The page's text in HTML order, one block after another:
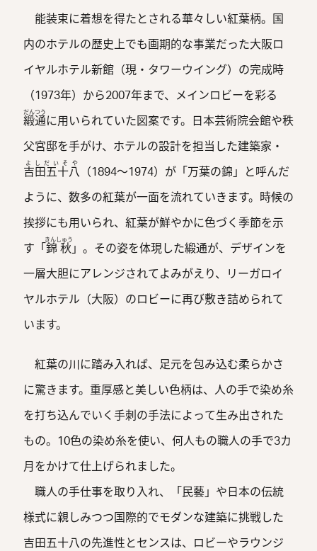
能装束に着想を得たとされる華々しい紅葉柄。国
内のホテルの歴史上でも画期的な事業だった大阪ロ
イヤルホテル新館（現・タワーウイング）の完成時
（1973年）から2007年まで、メインロビーを彩る
緞通
だんつう
に用いられていた図案です。日本芸術院会館や秩
父宮邸を手がけ、ホテルの設計を担当した建築家・
吉田五十八
よしだいそや
（1894～1974）が「万葉の錦」と呼んだ
ように、数多の紅葉が一面を流れていきます。時候の
挨拶にも用いられ、紅葉が鮮やかに色づく季節を示
す「 錦秋
きんしゅう
」。その姿を体現した緞通が、デザインを
一層大胆にアレンジされてよみがえり、リーガロイ
ヤルホテル（大阪）のロビーに再び敷き詰められて
います。
紅葉の川に踏み入れば、足元を包み込む柔らかさ
に驚きます。重厚感と美しい色柄は、人の手で染め糸
を打ち込んでいく手刺の手法によって生み出された
もの。10色の染め糸を使い、何人もの職人の手で3カ
月をかけて仕上げられました。
職人の手仕事を取り入れ、「民藝」や日本の伝統
様式に親しみつつ国際的でモダンな建築に挑戦した
吉田五十八の先進性とセンスは、ロビーやラウンジ